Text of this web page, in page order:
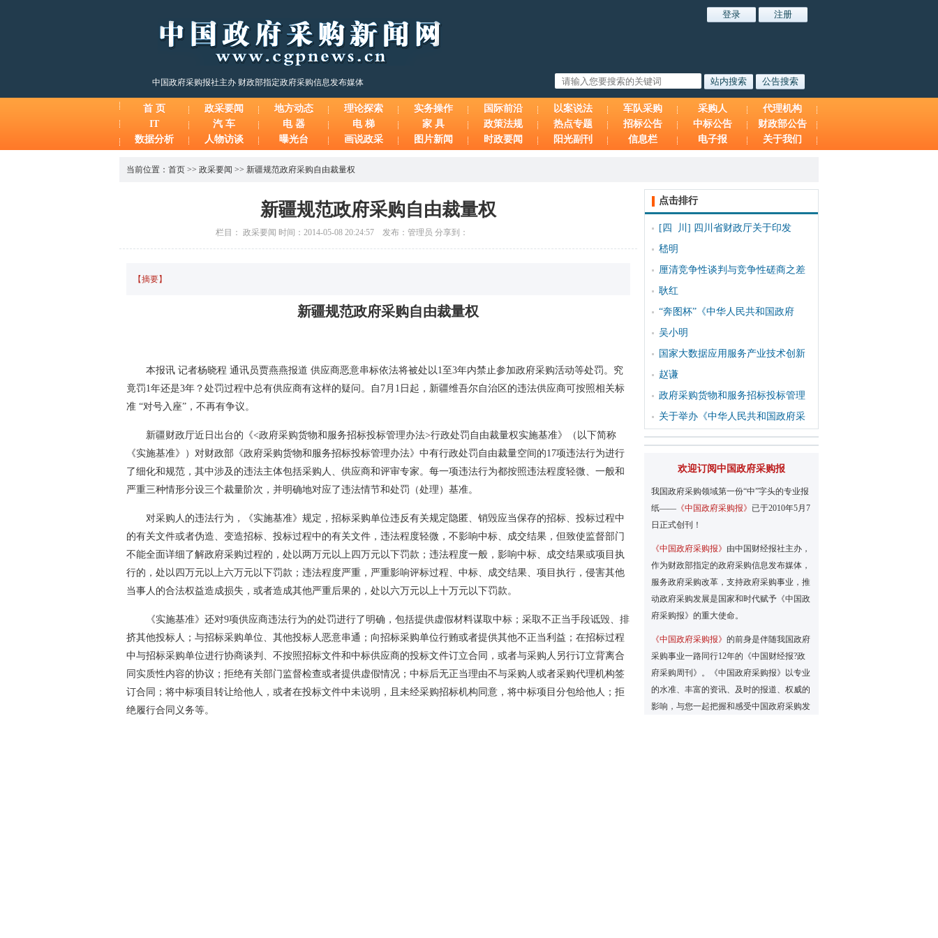
中国政府采购报社主办 财政部指定政府采购信息发布媒体
首 页 政采要闻 地方动态 理论探索 实务操作 国际前沿 以案说法 军队采购 采购人
代理机构
IT
汽 车 电 器 电 梯 家 具 政策法规 热点专题 招标公告 中标公告
财政部公告
数据分析
人物访谈 曝光台 画说政采 图片新闻 时政要闻 阳光副刊 信息栏 电子报 关于我们
当前位置： 首页 >> 政采要闻 >> 新疆规范政府采购自由裁量权
新疆规范政府采购自由裁量权
栏目： 政采要闻 时间：2014-05-08 20:24:57 发布：管理员 分享到：
【摘要】
新疆规范政府采购自由裁量权
本报讯 记者杨晓程 通讯员贾燕燕报道 供应商恶意串标依法将被处以1至3年内禁止参加政府采购活动等处罚。究
竟罚1年还是3年？处罚过程中总有供应商有这样的疑问。自7月1日起，新疆维吾尔自治区的违法供应商可按照相关标
准 “对号入座”，不再有争议。
新疆财政厅近日出台的《<政府采购货物和服务招标投标管理办法>行政处罚自由裁量权实施基准》（以下简称
《实施基准》）对财政部《政府采购货物和服务招标投标管理办法》中有行政处罚自由裁量空间的17项违法行为进行
了细化和规范，其中涉及的违法主体包括采购人、供应商和评审专家。每一项违法行为都按照违法程度轻微、一般和
严重三种情形分设三个裁量阶次，并明确地对应了违法情节和处罚（处理）基准。
对采购人的违法行为，《实施基准》规定，招标采购单位违反有关规定隐匿、销毁应当保存的招标、投标过程中
的有关文件或者伪造、变造招标、投标过程中的有关文件，违法程度轻微，不影响中标、成交结果，但致使监督部门
不能全面详细了解政府采购过程的，处以两万元以上四万元以下罚款；违法程度一般，影响中标、成交结果或项目执
行的，处以四万元以上六万元以下罚款；违法程度严重，严重影响评标过程、中标、成交结果、项目执行，侵害其他
当事人的合法权益造成损失，或者造成其他严重后果的，处以六万元以上十万元以下罚款。
《实施基准》还对9项供应商违法行为的处罚进行了明确，包括提供虚假材料谋取中标；采取不正当手段诋毁、排
挤其他投标人；与招标采购单位、其他投标人恶意串通；向招标采购单位行贿或者提供其他不正当利益；在招标过程
中与招标采购单位进行协商谈判、不按照招标文件和中标供应商的投标文件订立合同，或者与采购人另行订立背离合
同实质性内容的协议；拒绝有关部门监督检查或者提供虚假情况；中标后无正当理由不与采购人或者采购代理机构签
订合同；将中标项目转让给他人，或者在投标文件中未说明，且未经采购招标机构同意，将中标项目分包给他人；拒
绝履行合同义务等。
点击排行
[四 川] 四川省财政厅关于印发
嵇明
厘清竞争性谈判与竞争性磋商之差
耿红
“奔图杯”《中华人民共和国政府
吴小明
国家大数据应用服务产业技术创新
赵谦
政府采购货物和服务招标投标管理
关于举办《中华人民共和国政府采
欢迎订阅中国政府采购报
我国政府采购领域第一份“中”字头的专业报
纸—— 《中国政府采购报》 已于2010年5月7
日正式创刊！
《中国政府采购报》 由中国财经报社主办，
作为财政部指定的政府采购信息发布媒体，
服务政府采购改革，支持政府采购事业，推
动政府采购发展是国家和时代赋予《中国政
府采购报》的重大使命。
《中国政府采购报》 的前身是伴随我国政府
采购事业一路同行12年的《中国财经报?政
府采购周刊》。《中国政府采购报》以专业
的水准、丰富的资讯、及时的报道、权威的
影响，与您一起把握和感受中国政府采购发